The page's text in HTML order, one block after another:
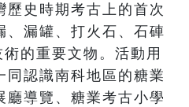
歷史時期考古上的首次
、漏罐、打火石、石硨
的重要文物。活動用
同認識南科地區的糖業
廳導覽、糖業考古小學